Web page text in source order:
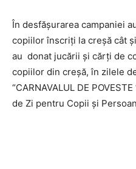
În desfășurarea campaniei
copiilor înscriți la creșă cât
au donat jucării și cărți de
copiilor din creșă, în zilele
“CARNAVALUL DE
de Zi pentru Copii și